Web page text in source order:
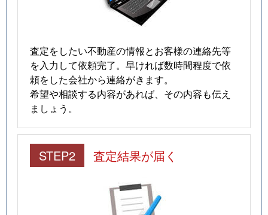
査定をしたい不動産の情報とお客様の連絡先等
を入力して依頼完了。早ければ数時間程度で依
頼をした会社から連絡がきます。
希望や相談する内容があれば、その内容も伝え
ましょう。
STEP2 査定結果が届く